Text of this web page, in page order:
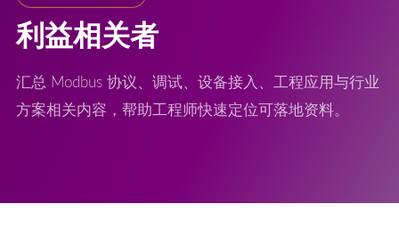
利益相关者
汇总 Modbus 协议、调试、设备接入、工程应用与行业
方案相关内容，帮助工程师快速定位可落地资料。